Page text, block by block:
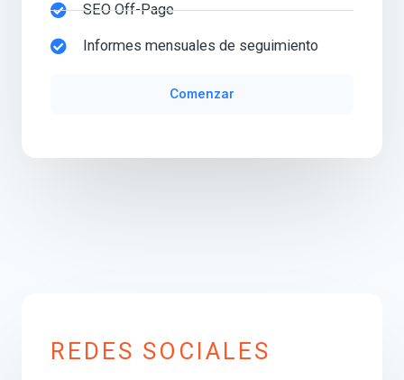
SEO Off-Page
Informes mensuales de seguimiento
Comenzar
REDES SOCIALES